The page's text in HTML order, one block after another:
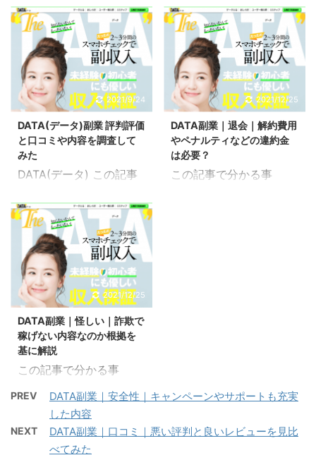
業としてどのようなこと
に活用出来るのかについ
て解説していきます。 こ
ちらの記事では、DATA
副業の全体的な概要にな
っているので合わせてご
覧ください。 気になる
内容へ移動 ...
いるものについて解説し
ていきます。 こちらの記
事では、DATA副業の全
体的な概要になっている
ので合わせてご覧くださ
い。 気になる内容へ移動
DATA(データ)副業の初期
費用 初期費用 DATA ...
情報 DATA副業の5ちゃ
んねる情報 こちらは
DATA(データ)という副業
の2ちゃんねる(2ch)情報
について検証してみた記
事です。 何か情報を得よ
うと思った場合に2ちゃ
んねるなどの掲示板から
評判を探るということを
したことがある方もいる
かもしれません。 DATA
ゃんねる掲示板の情報か
ら危険性についても解説
していきます。 こちらの
記事では、DATA副業の
全体的な概要になってい
るので合わせてご覧くだ
さい。 気になる内容へ移
動 DATA(デー ...
DATA副業の返金条件 こ
ちらはDATA(データ)とい
う副業の返金ついて検証
してみた記事です。 副業
として始めたのに「全く
稼げなかった」なんてこ
とがあったら時間や労力
が勿体無いだけじゃなく
てお金も無駄になってく
る可能性も出てくると思
います。 ただ、万が一の
2021/9/24
DATA(データ)副業 評判評価
と口コミや内容を調査して
みた
DATA(データ) この記事
タ)副業の内容 DATA(デ
ータ)副業の口コミ
DATA(データ)副業の評判
DATA(データ)副業の評価
DATA(データ)という副業
に関する記事になりま
す。 たったの2～3分間
のスマホチェックで副収
入を得ることが出来る未
経験者や初心者にも優し
いネットビジネスになっ
ています。 こんな方にお
すすめ スマホだけで稼ぎ
たい方 毎月5万円～70万
円収入UPさせたい方 サ
2021/12/25
DATA副業｜退会｜解約費用
やペナルティなどの違約金
は必要？
この記事で分かる事
手順や解約費用について
らの記事では、DATA副
2021/12/25
DATA副業｜怪しい｜詐欺で
稼げない内容なのか根拠を
基に解説
この記事で分かる事
か DATA副業の怪しい内
容 こちらはDATA(デー
タ)という副業が怪しい
かについて検証してみた
PREV
DATA副業｜安全性｜キャンペーンやサポートも充実
した内容
NEXT
DATA副業｜口コミ｜悪い評判と良いレビューを見比
べてみた